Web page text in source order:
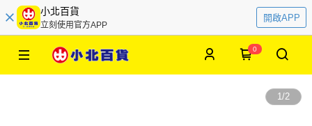
小北百貨
立刻使用官方APP
開啟APP
0
1/2